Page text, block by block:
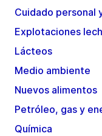
Cuidado personal
Explotaciones
Lácteos
Medio ambiente
Nuevos alimentos
Petróleo, gas y
Química